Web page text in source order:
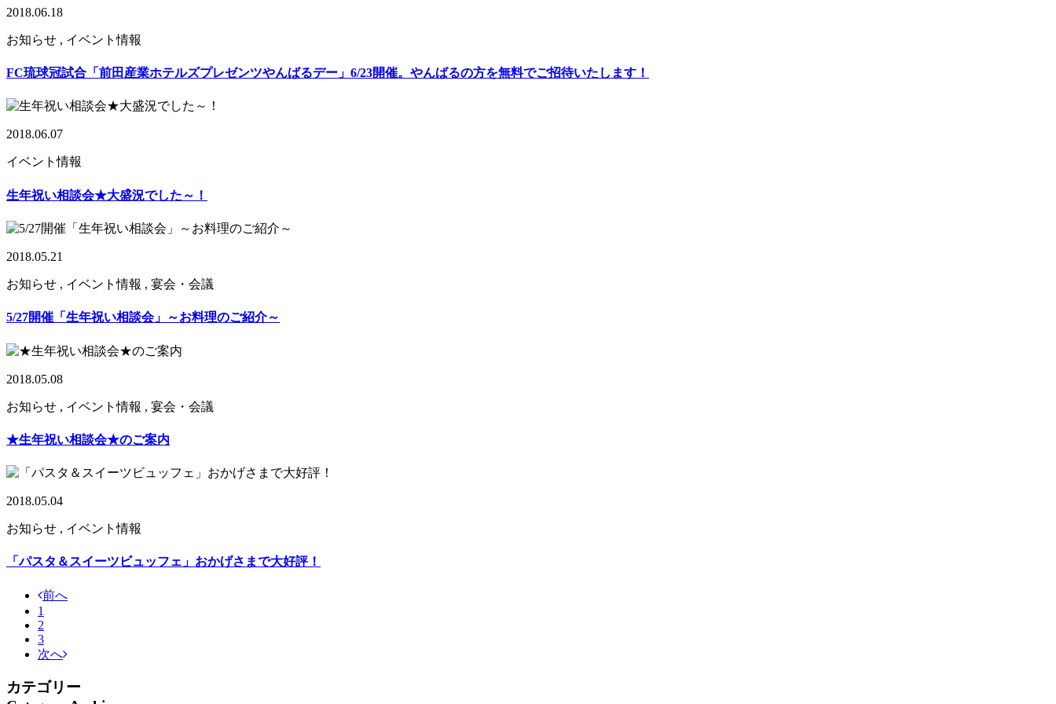
2018.06.18
お知らせ , イベント情報
FC琉球冠試合「前田産業ホテルズプレゼンツやんばるデー」6/23開催。やんばるの方を無料でご招待いたします！
2018.06.07
イベント情報
生年祝い相談会★大盛況でした～！
2018.05.21
お知らせ , イベント情報 , 宴会・会議
5/27開催「生年祝い相談会」～お料理のご紹介～
2018.05.08
お知らせ , イベント情報 , 宴会・会議
★生年祝い相談会★のご案内
2018.05.04
お知らせ , イベント情報
「パスタ＆スイーツビュッフェ」おかげさまで大好評！
前へ
1
2
3
次へ
カテゴリー